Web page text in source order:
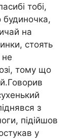
тобі,
будиночка,
на
стоять
тому що
з
підійшов
у